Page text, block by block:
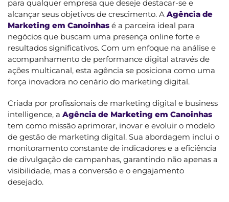
para qualquer empresa que deseje destacar-se e
alcançar seus objetivos de crescimento. A Agência de
Marketing em Canoinhas é a parceira ideal para
negócios que buscam uma presença online forte e
resultados significativos. Com um enfoque na análise e
acompanhamento de performance digital através de
ações multicanal, esta agência se posiciona como uma
força inovadora no cenário do marketing digital.
Criada por profissionais de marketing digital e business
intelligence, a Agência de Marketing em Canoinhas
tem como missão aprimorar, inovar e evoluir o modelo
de gestão de marketing digital. Sua abordagem inclui o
monitoramento constante de indicadores e a eficiência
de divulgação de campanhas, garantindo não apenas a
visibilidade, mas a conversão e o engajamento
desejado.